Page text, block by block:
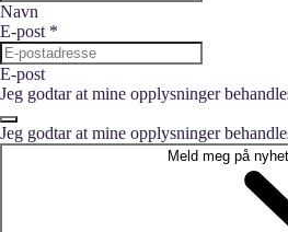
Navn
E-post *
E-post
Jeg godtar at mine opplysninger
Jeg godtar at mine opplysninger
Meld meg på